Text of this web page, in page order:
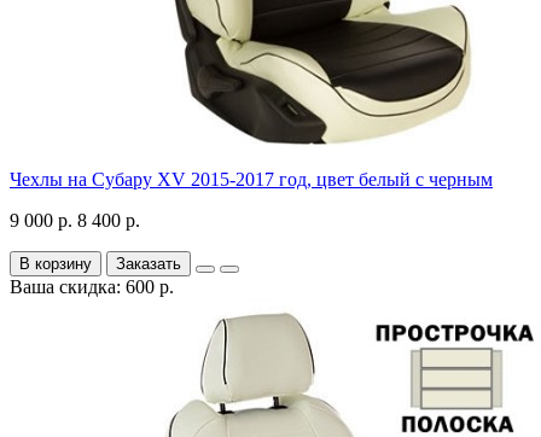
Чехлы на Субару XV 2015-2017 год, цвет белый с черным
9 000 р. 8 400 р.
В корзину Заказать
Ваша скидка: 600 р.